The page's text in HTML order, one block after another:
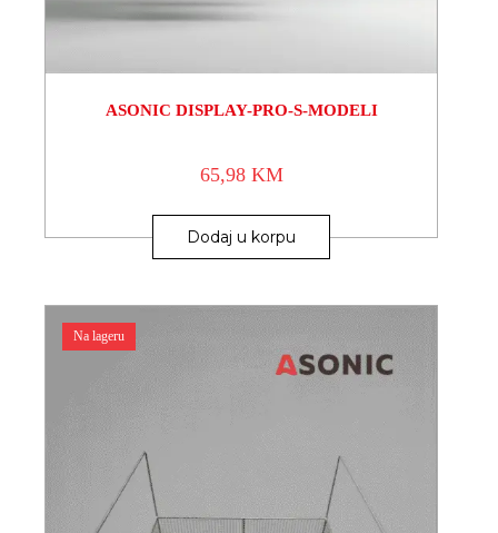
ASONIC DISPLAY-PRO-S-MODELI
65,98 KM
Dodaj u korpu
Na lageru